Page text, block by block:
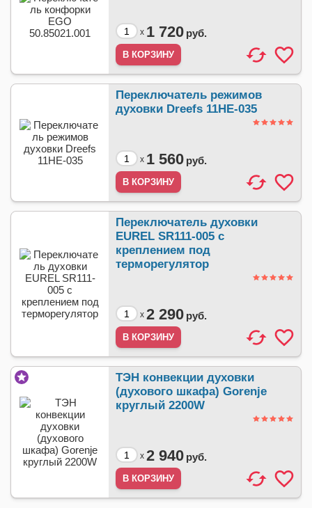
x 1 720 руб.
Переключатель режимов
духовки Dreefs 11HE-035
x 1 560 руб.
Переключатель духовки
EUREL SR111-005 с
креплением под
терморегулятор
x 2 290 руб.
ТЭН конвекции духовки
(духового шкафа) Gorenje
круглый 2200W
x 2 940 руб.